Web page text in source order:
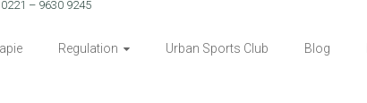
– 9630 9245
Regulation Urban Sports Club Blog